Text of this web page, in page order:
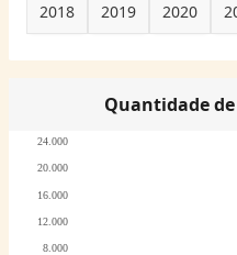
2018 2019 2020
Quantidade
8.000
12.000
16.000
20.000
24.000